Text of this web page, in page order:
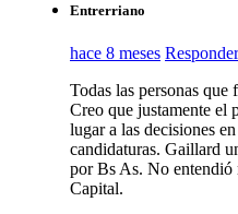
Entrerriano
hace 8 meses Responder
Todas las personas
Creo que justamente el
lugar a las decisiones
candidaturas. Gaillard
por Bs As. No entendió
Capital.